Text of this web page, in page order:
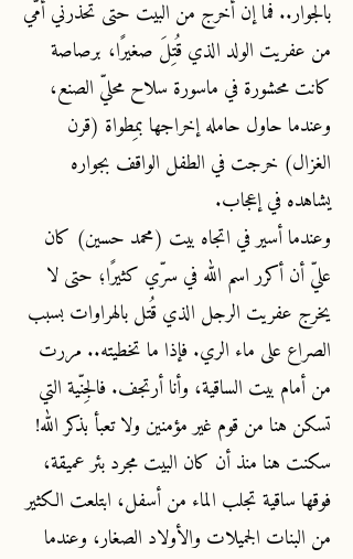
بالجوار.. فما إن أخرج من البيت حتى تحذرني أمّي
من عفريت الولد الذي قُتِلَ صغيرًا، برصاصة
كانت محشورة في ماسورة سلاح محليّ الصنع،
وعندما حاول حامله إخراجها بمِطواة (قرن
الغزال) خرجت في الطفل الواقف بجواره
يشاهده في إعجاب.
وعندما أسير في اتجاه بيت (محمد حسين) كان
عليّ أن أكرر اسم الله في سرّي كثيرًا؛ حتى لا
يخرج عفريت الرجل الذي قُتل بالهراوات بسبب
الصراع على ماء الري. فإذا ما تخطيته.. مررت
من أمام بيت الساقية، وأنا أرتجف. فالجِنّية التي
تسكن هنا من قوم غير مؤمنين ولا تعبأ بذكر الله!
سكنت هنا منذ أن كان البيت مجرد بئر عميقة،
فوقها ساقية تجلب الماء من أسفل، ابتلعت الكثير
من البنات الجميلات والأولاد الصغار، وعندما